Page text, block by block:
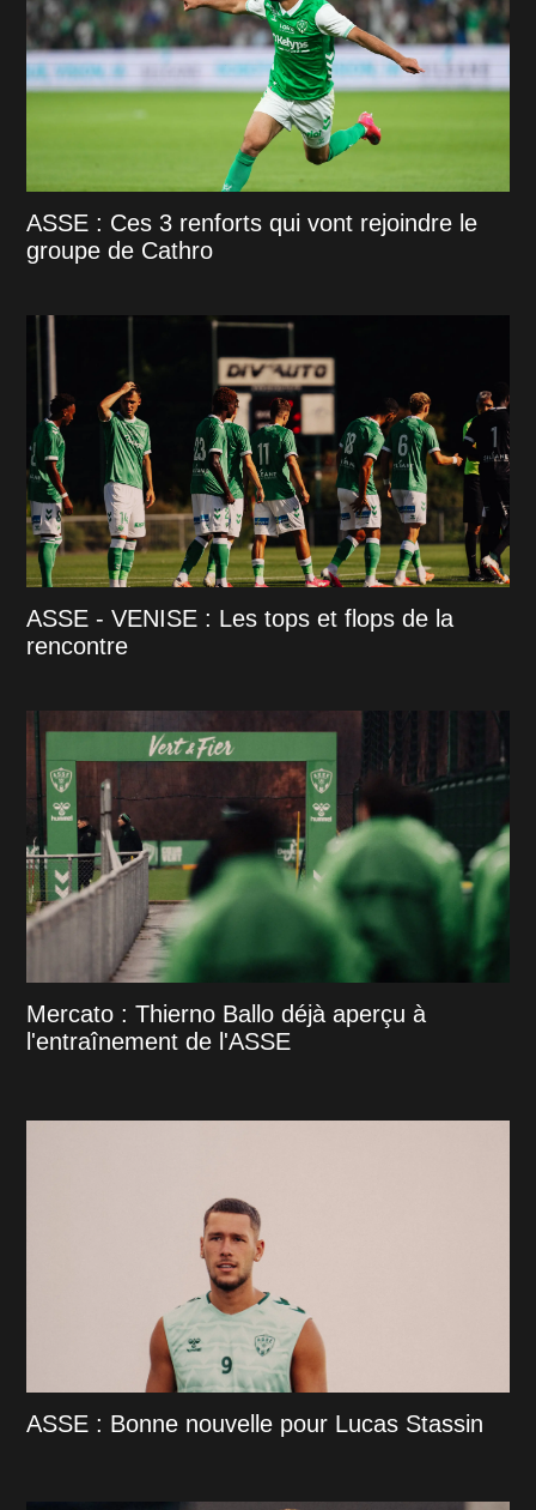
ASSE : Ces 3 renforts qui vont rejoindre le
groupe de Cathro
ASSE - VENISE : Les tops et flops de la
rencontre
Mercato : Thierno Ballo déjà aperçu à
l'entraînement de l'ASSE
ASSE : Bonne nouvelle pour Lucas Stassin